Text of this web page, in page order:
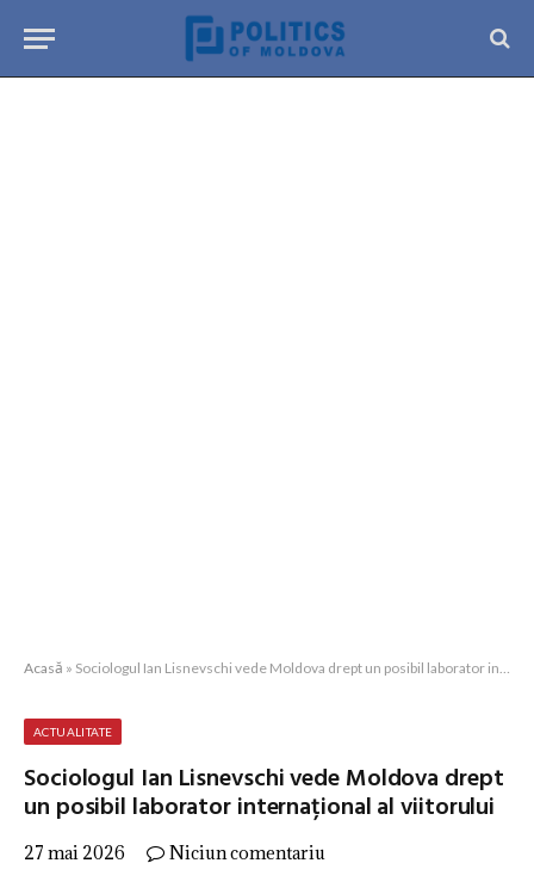
Acasă » Sociologul Ian Lisnevschi vede Moldova drept un posibil laborator internațional al viitorului
ACTUALITATE
Sociologul Ian Lisnevschi vede Moldova drept
un posibil laborator internațional al viitorului
27 mai 2026 Niciun comentariu